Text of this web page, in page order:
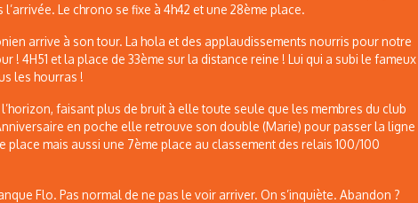
Le chrono se fixe à 4h42 et une 28ème place.
arrive à son tour. La hola et des applaudissements nourris pour notre
! 4H51 et la place de 33ème sur la distance reine ! Lui qui a subi le fameux
les hourras !
faisant plus de bruit à elle toute seule que les membres du club
en poche elle retrouve son double (Marie) pour passer la ligne
place mais aussi une 7ème place au classement des relais 100/100
Flo. Pas normal de ne pas le voir arriver. On s’inquiète. Abandon ?